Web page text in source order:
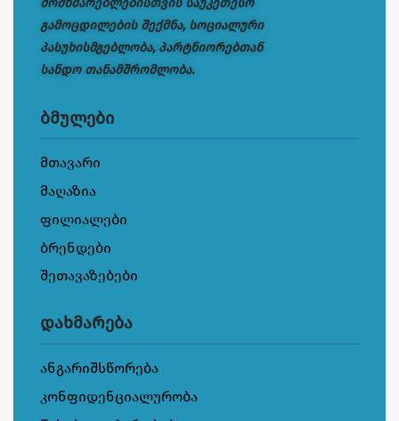
გამოცდილების შექმნა, სოციალური
პასუხისმგებლობა, პარტნიორებთან
სანდო თანამშრომლობა.
ბმულები
მთავარი
მაღაზია
ფილიალები
ბრენდები
შეთავაზებები
დახმარება
ანგარიშსწორება
კონფიდენციალურობა